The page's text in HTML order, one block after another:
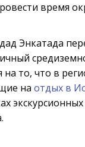
время
Энкатада
то, что в
на отдых в